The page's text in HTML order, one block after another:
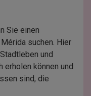
Sie einen
suchen. Hier
und
erholen können und
sind, die